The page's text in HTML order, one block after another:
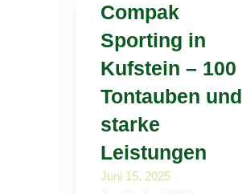
Compak
Sporting in
Kufstein – 100
Tontauben und
starke
Leistungen
Juni 15, 2025